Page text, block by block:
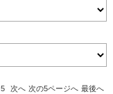
5 次へ 次の5ページへ 最後へ